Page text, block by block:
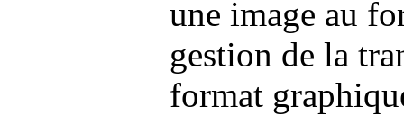
une image au
gestion de la
format